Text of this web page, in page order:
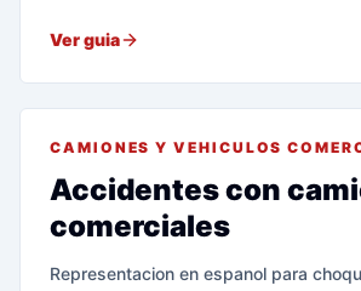
Ver guia
CAMIONES Y VEHICULOS
Accidentes con
comerciales
Representacion en espanol para